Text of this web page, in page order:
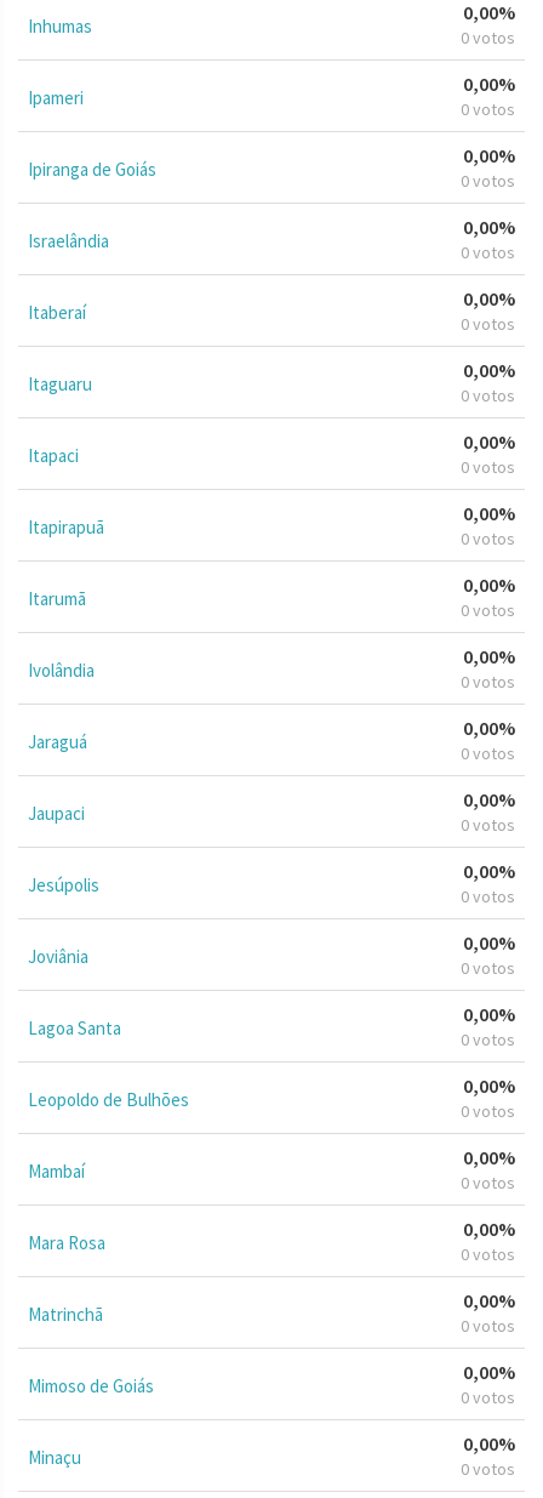
Inhumas
0,00%
0 votos
Ipameri
0,00%
0 votos
Ipiranga de Goiás
0,00%
0 votos
Israelândia
0,00%
0 votos
Itaberaí
0,00%
0 votos
Itaguaru
0,00%
0 votos
Itapaci
0,00%
0 votos
Itapirapuã
0,00%
0 votos
Itarumã
0,00%
0 votos
Ivolândia
0,00%
0 votos
Jaraguá
0,00%
0 votos
Jaupaci
0,00%
0 votos
Jesúpolis
0,00%
0 votos
Joviânia
0,00%
0 votos
Lagoa Santa
0,00%
0 votos
Leopoldo de Bulhões
0,00%
0 votos
Mambaí
0,00%
0 votos
Mara Rosa
0,00%
0 votos
Matrinchã
0,00%
0 votos
Mimoso de Goiás
0,00%
0 votos
Minaçu
0,00%
0 votos